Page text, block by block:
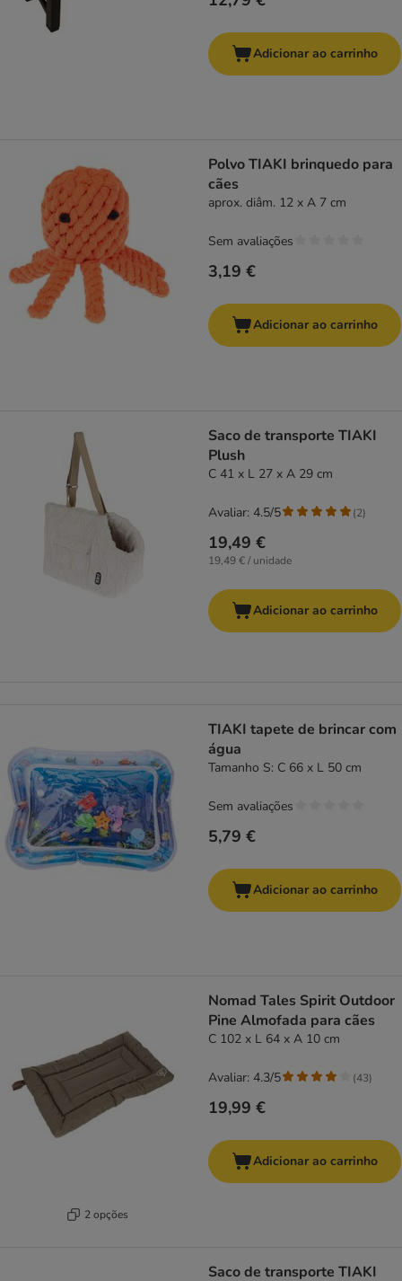
Adicionar ao carrinho
Polvo TIAKI brinquedo para
cães
aprox. diâm. 12 x A 7 cm
3,19 €
Sem avaliações
Adicionar ao carrinho
Saco de transporte TIAKI
Plush
C 41 x L 27 x A 29 cm
19,49 €
19,49 € / unidade
Avaliar: 4.5/5 (2)
Adicionar ao carrinho
TIAKI tapete de brincar com
água
Tamanho S: C 66 x L 50 cm
5,79 €
Sem avaliações
Adicionar ao carrinho
2 opções
Nomad Tales Spirit Outdoor
Pine Almofada para cães
C 102 x L 64 x A 10 cm
19,99 €
Avaliar: 4.3/5 (43)
Adicionar ao carrinho
Saco de transporte TIAKI